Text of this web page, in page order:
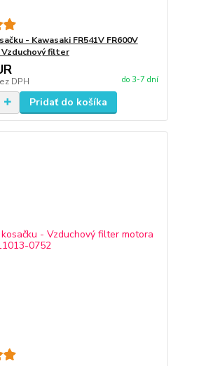
- Kawasaki FR541V FR600V
Vzduchový filter
DPH do 3-7 dní
Pridať do košíka